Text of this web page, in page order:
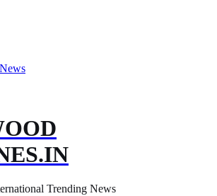
Trending News